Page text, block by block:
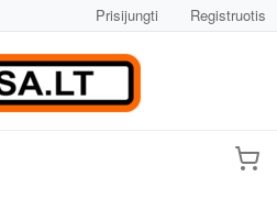
Prisijungti Registruotis